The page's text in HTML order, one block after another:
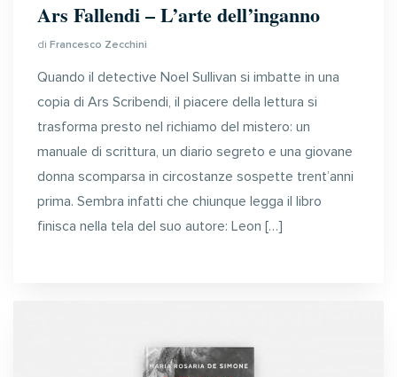
Ars Fallendi – L’arte dell’inganno
di Francesco Zecchini
Quando il detective Noel Sullivan si imbatte in una
copia di Ars Scribendi, il piacere della lettura si
trasforma presto nel richiamo del mistero: un
manuale di scrittura, un diario segreto e una giovane
donna scomparsa in circostanze sospette trent’anni
prima. Sembra infatti che chiunque legga il libro
finisca nella tela del suo autore: Leon […]